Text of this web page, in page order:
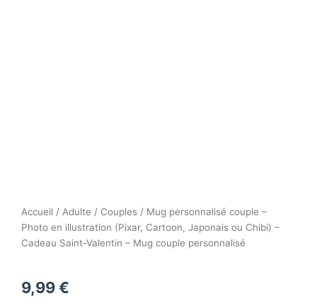
Accueil / Adulte / Couples / Mug personnalisé couple –
Photo en illustration (Pixar, Cartoon, Japonais ou Chibi) –
Cadeau Saint-Valentin – Mug couple personnalisé
9,99€